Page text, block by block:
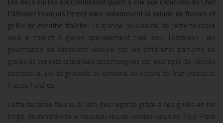
Les becs sucrés succomberont quant à eux aux créations du Chef
Pâtissier François Perret avec notamment la salade de fraises et
gelée de menthe fraîche. La grande nouveauté de cette terrasse
sera le chariot à glaces spécialement créé pour l’occasion : les
gourmands se laisseront séduire par les différents parfums de
glaces et sorbets artisanaux accompagnés par exemple de pêches
pochées au jus de groseille et verveine ou encore de framboises et
fraises fraîches…
Cette terrasse fleurie, à l’abri des regards grâce à ses grilles en fer
forgé, deviendra vite le nouveau lieu de rendez-vous du Tout-Paris